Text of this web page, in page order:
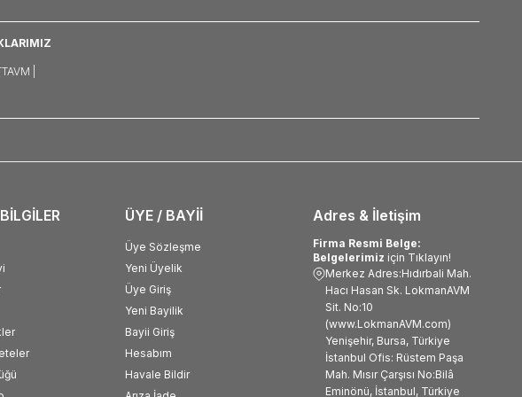
|
Adres & İletişim
Firma Resmi Belge:
Belgelerimiz için Tıklayın!
Merkez Adres:Hıdırbali Mah.
Hacı Hasan Sk. LokmanAVM
Sit. No:10
(www.LokmanAVM.com)
Yenişehir, Bursa, Türkiye
İstanbul Ofis: Rüstem Paşa
Mah. Mısır Çarşısı No:Bilâ
Eminönü, İstanbul, Türkiye
ÜYE / BAYİİ
Üye Sözleşme
Yeni Üyelik
Üye Giriş
Yeni Bayilik
Bayii Giriş
Hesabım
Havale Bildir